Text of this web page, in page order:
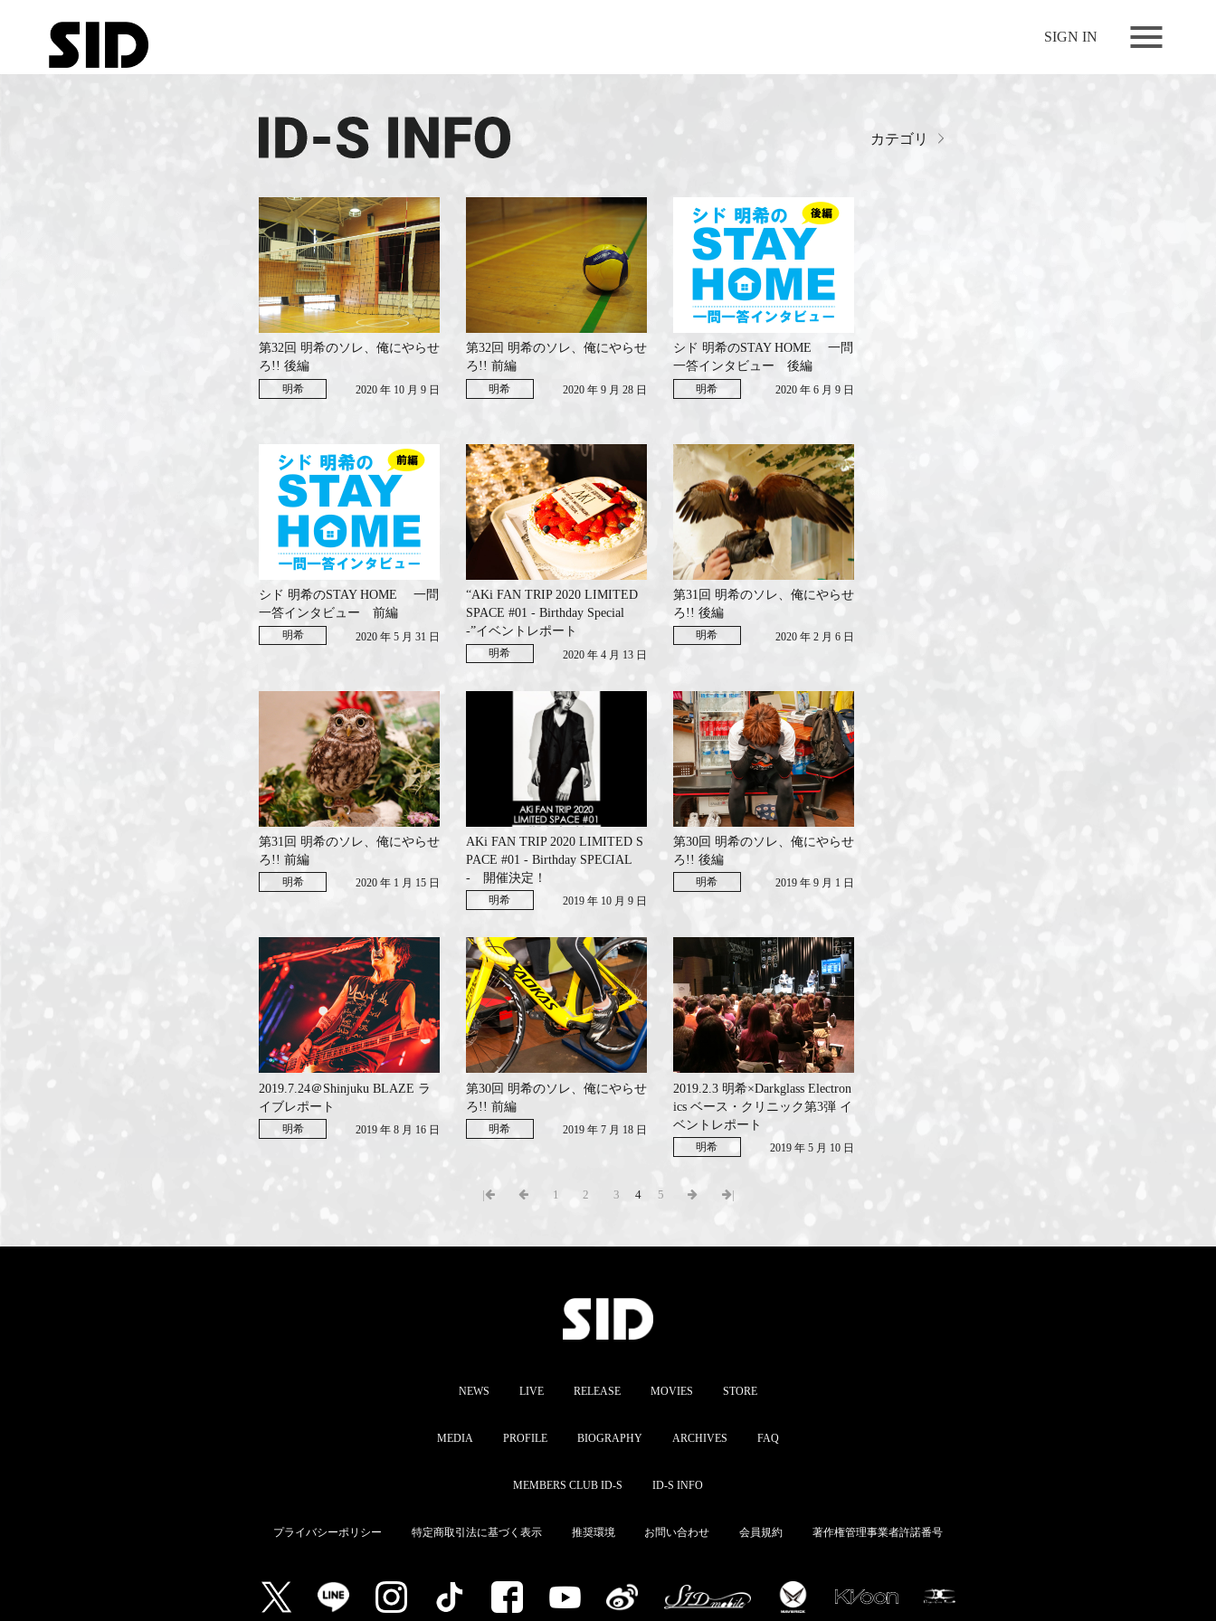
SIGN IN
カテゴリ
第32回 明希のソレ、俺にやらせ
ろ!! 後編
明希
2020 年 10 月 9 日
第32回 明希のソレ、俺にやらせ
ろ!! 前編
明希
2020 年 9 月 28 日
シド 明希のSTAY HOME 一問
一答インタビュー 後編
明希
2020 年 6 月 9 日
シド 明希のSTAY HOME 一問
一答インタビュー 前編
明希
2020 年 5 月 31 日
“AKi FAN TRIP 2020 LIMITED
SPACE #01 - Birthday Special
-”イベントレポート
明希
2020 年 4 月 13 日
第31回 明希のソレ、俺にやらせ
ろ!! 後編
明希
2020 年 2 月 6 日
第31回 明希のソレ、俺にやらせ
ろ!! 前編
明希
2020 年 1 月 15 日
AKi FAN TRIP 2020 LIMITED S
PACE #01 - Birthday SPECIAL
- 開催決定！
明希
2019 年 10 月 9 日
第30回 明希のソレ、俺にやらせ
ろ!! 後編
明希
2019 年 9 月 1 日
2019.7.24＠Shinjuku BLAZE ラ
イブレポート
明希
2019 年 8 月 16 日
第30回 明希のソレ、俺にやらせ
ろ!! 前編
明希
2019 年 7 月 18 日
2019.2.3 明希×Darkglass Electron
ics ベース・クリニック第3弾 イ
ベントレポート
明希
2019 年 5 月 10 日
1 2 3 4 5 |
NEWS LIVE RELEASE MOVIES STORE
MEDIA PROFILE BIOGRAPHY ARCHIVES FAQ
MEMBERS CLUB ID-S ID-S INFO
プライバシーポリシー 特定商取引法に基づく表示 推奨環境 お問い合わせ 会員規約 著作権管理事業者許諾番号